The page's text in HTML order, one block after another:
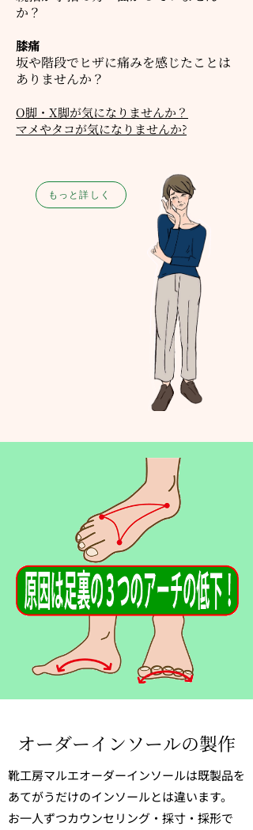
か？
膝痛
坂や階段でヒザに痛みを感じたことは
ありませんか？
O脚・X脚が気になりませんか？
​マメやタコが気になりませんか?
もっと詳しく
​オーダーインソールの製作
靴工房マルエオーダーインソールは既製品を
あてがうだけのインソールとは違います。
お一人ずつカウンセリング・採寸・採形で